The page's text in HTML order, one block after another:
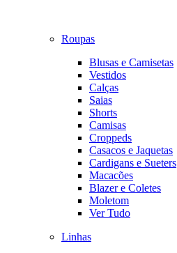
Roupas
Blusas e Camisetas
Vestidos
Calças
Saias
Shorts
Camisas
Croppeds
Casacos e Jaquetas
Cardigans e Sueters
Macacões
Blazer e Coletes
Moletom
Ver Tudo
Linhas